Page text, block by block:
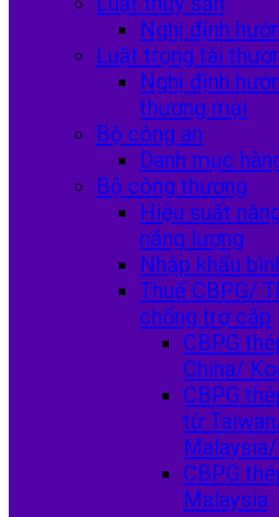
Nghị định
Luật trọng tài
Nghị định
thương mại
Bộ công an
Danh mục
Bộ công thương
Hiệu suất
năng lượng
Nhập khẩu
Thuế CBPG/
chống trợ cấp
CBPG
China/
CBPG
từ
CBPG
Malaysia